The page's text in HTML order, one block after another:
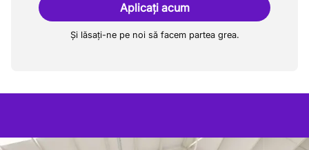
Aplicați acum
Și lăsați-ne pe noi să facem partea grea.